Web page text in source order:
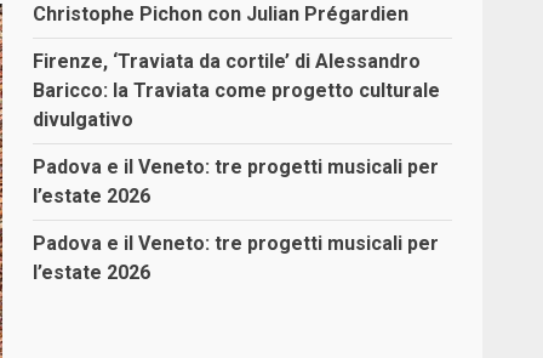
Christophe Pichon con Julian Prégardien
Firenze, ‘Traviata da cortile’ di Alessandro
Baricco: la Traviata come progetto culturale
divulgativo
Padova e il Veneto: tre progetti musicali per
l’estate 2026
Padova e il Veneto: tre progetti musicali per
l’estate 2026